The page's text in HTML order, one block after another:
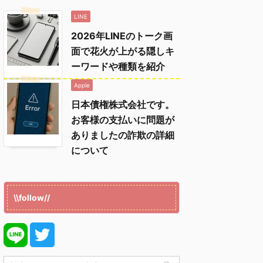
LINE
2026年LINEのトーク画
面で花火が上がる隠しキ
ーワードや種類を紹介
Apple
日本債権株式会社です。
お客様の支払いに問題が
ありましたの詐欺の詳細
について
\\follow//